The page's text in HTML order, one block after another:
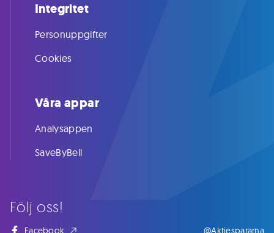
Följ oss!
Facebook @Aktiespararna
Integritet
Personuppgifter
Cookies
Våra appar
Analysappen
SaveByBell